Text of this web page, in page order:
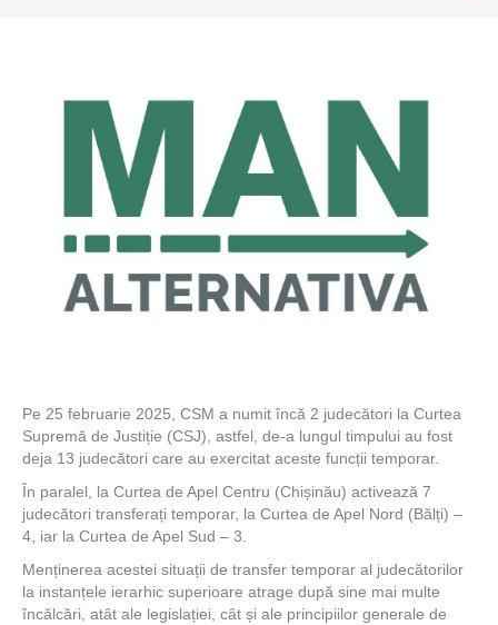
Pe 25 februarie 2025, CSM a numit încă 2 judecători la Curtea
Supremă de Justiție (CSJ), astfel, de-a lungul timpului au fost
deja 13 judecători care au exercitat aceste funcții temporar.
În paralel, la Curtea de Apel Centru (Chișinău) activează 7
judecători transferați temporar, la Curtea de Apel Nord (Bălți) –
4, iar la Curtea de Apel Sud – 3.
Menținerea acestei situații de transfer temporar al judecătorilor
la instanțele ierarhic superioare atrage după sine mai multe
încălcări, atât ale legislației, cât și ale principiilor generale de